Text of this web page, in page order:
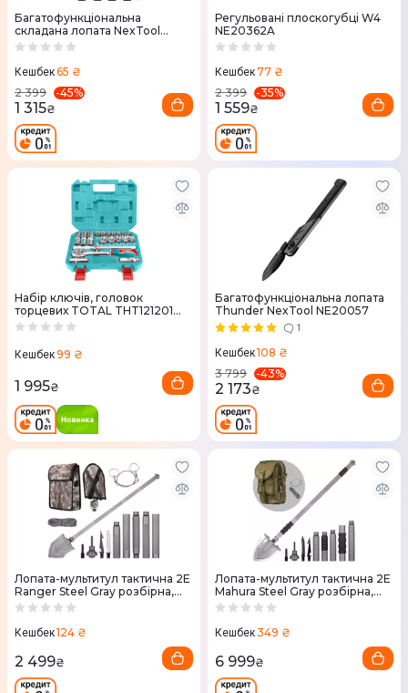
Багатофункціональна
складана лопата NexTool
NE0114
Кешбек65 ₴
2 399
-45%
1 315₴
Регульовані плоскогубці W4
NE20362A
Кешбек77 ₴
2 399
-35%
1 559₴
Набір ключів, головок
торцевих TOTAL THT121201
1/2" 20 предметів
Кешбек99 ₴
1 995₴
Багатофункціональна лопата
Thunder NexTool NE20057
1
Кешбек108 ₴
3 799
-43%
2 173₴
Лопата-мультитул тактична 2E
Ranger Steel Gray розбірна,
22в1, з чохлом у комплекті, 103
Кешбек124 ₴
2 499₴
Лопата-мультитул тактична 2E
Mahura Steel Gray розбірна,
23в1, з сумкою у комплекті, 107
Кешбек349 ₴
6 999₴